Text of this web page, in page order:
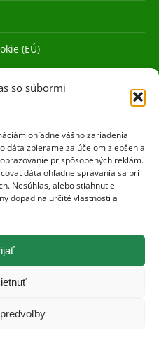
so súbormi
ohľadne vášho zariadenia
dáta zbierame za účelom zlepšenia
prispôsobených reklám.
dáta ohľadne správania sa pri
Nesúhlas, alebo stiahnutie
dopad na určité vlastnosti a
(EÚ)